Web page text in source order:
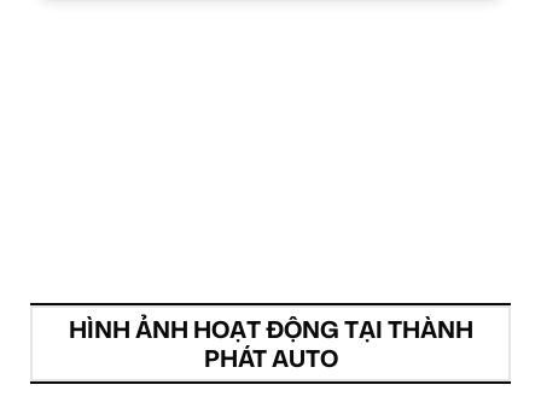
HÌNH ẢNH HOẠT ĐỘNG TẠI THÀNH
PHÁT AUTO